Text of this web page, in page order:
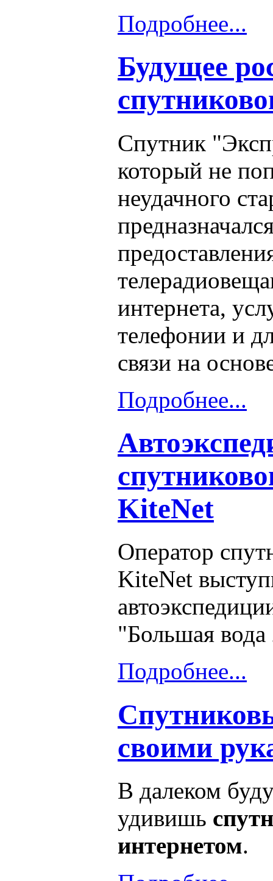
Подробнее...
Будущее
Спутник
который не
неудачного
интернета,
телефонии и
связи на
Подробнее...
KiteNet
Оператор
KiteNet
"Большая
Подробнее...
своими
В далеком
удивишь
интернетом.